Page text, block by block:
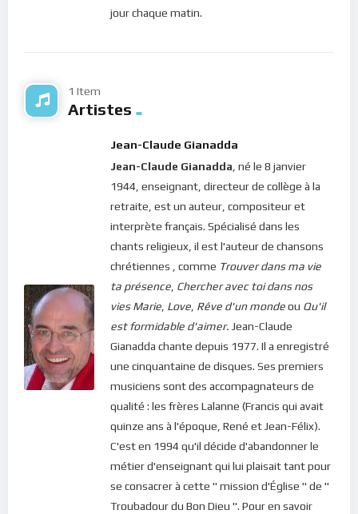
Pour vous inscrire directement aux publications, veuillez
Si vous voulez vous inscrire sur le site (afin d’être en mesure
de poster des commentaires) et pour les publications,
jour chaque matin.
1 Item
Artistes
Jean-Claude Gianadda
Jean-Claude Gianadda , né le 8 janvier
1944, enseignant, directeur de collège à la
retraite, est un auteur, compositeur et
interprète français. Spécialisé dans les
chants religieux, il est l'auteur de chansons
chrétiennes , comme Trouver dans ma vie
ta présence Chercher avec toi dans nos
vies Marie Love Rêve d'un mondeou Qu'il
est formidable d'aimer. Jean-Claude
Gianadda chante depuis 1977. Il a enregistré
une cinquantaine de disques. Ses premiers
musiciens sont des accompagnateurs de
qualité : les frères Lalanne (Francis qui avait
quinze ans à l'époque, René et Jean-Félix).
C'est en 1994 qu'il décide d'abandonner le
métier d'enseignant qui lui plaisait tant pour
se consacrer à cette " mission d'Église " de "
Troubadour du Bon Dieu ". Pour en savoir